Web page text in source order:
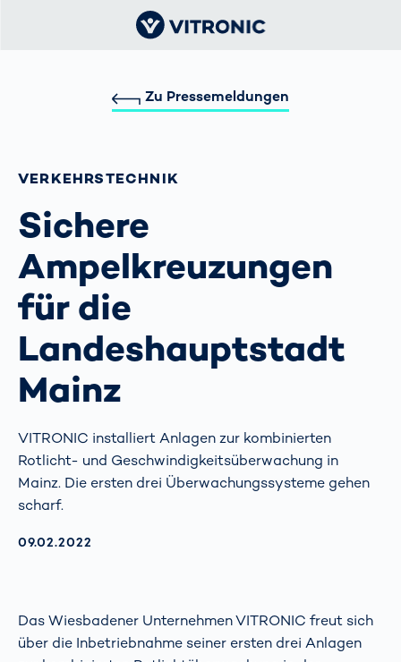
Zu Pressemeldungen
VERKEHRS­TECHNIK
Sichere
Ampelkreuzungen
für die
Landeshauptstadt
Mainz
VITRONIC installiert Anlagen zur kombinierten
Rotlicht- und Geschwindigkeitsüberwachung in
Mainz. Die ersten drei Überwachungssysteme gehen
scharf.
AKTUALISIERT AM:
09.02.2022
Das Wiesbadener Unternehmen VITRONIC freut sich
über die Inbetriebnahme seiner ersten drei Anlagen